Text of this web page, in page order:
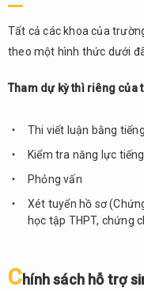
Tất cả các khoa của
theo một hình thức dưới
Tham dự kỳ thì riêng của
Thi viết luận bằng
Kiểm tra năng lực
Phỏng vấn
Xét tuyển hồ sơ
học tập THPT, chứng
Chính sách hỗ trợ